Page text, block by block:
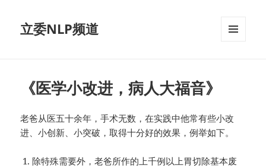
立委NLP频道
《医学小改进，病人大福音》
老爸从医五十余年，手术无数，在实践中他常有些小改
进、小创新、小突破，取得十分好的效果，例举如下。
除特殊需要外，老爸所作的上千例以上胃切除基本废